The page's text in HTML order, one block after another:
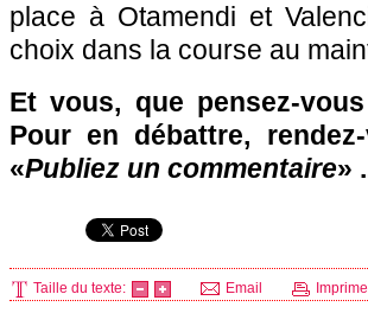
place à Otamendi et
choix dans la course au
Et vous, que pensez-
Pour en débattre,
«Publiez un commentaire»
Taille du texte: Email